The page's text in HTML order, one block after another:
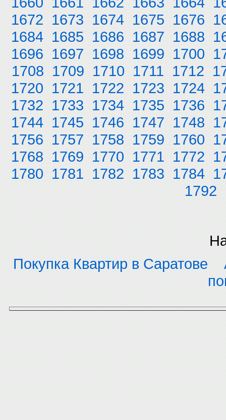
1672 1673 1674 1675 1676
1684 1685 1686 1687 1688
1696 1697 1698 1699 1700
1708 1709 1710 1711 1712
1720 1721 1722 1723 1724
1732 1733 1734 1735 1736
1744 1745 1746 1747 1748
1756 1757 1758 1759 1760
1768 1769 1770 1771 1772
1780 1781 1782 1783 1784
1792
Покупка Квартир в Саратове